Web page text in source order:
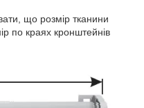
що розмір тканини
по краях кронштейнів